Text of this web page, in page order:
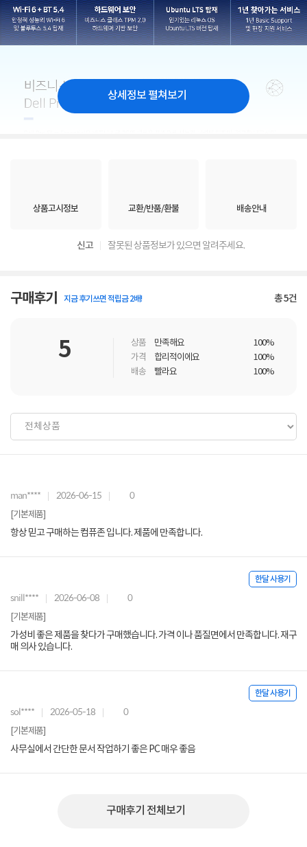
상세정보 펼쳐보기
상품고시정보 교환/반품/환불 배송안내
신고 잘못된 상품정보가 있으면 알려주세요.
구매후기 지금 후기쓰면 적립금 2배! 총5건
5 상품 만족해요
100%
가격
합리적이에요
100%
배송
빨라요 100%
man**** 2026-06-15 0
[기본제품]
항상 믿고 구매하는 컴퓨존 입니다. 제품에 만족합니다.
한달 사용기
snill**** 2026-06-08 0
[기본제품]
가성비 좋은 제품을 찾다가 구매했습니다. 가격 이나 품질면에서 만족합니다. 재구
매 의사 있습니다.
한달 사용기
sol**** 2026-05-18 0
[기본제품]
사무실에서 간단한 문서 작업하기 좋은 PC 매우 좋음
구매후기 전체보기